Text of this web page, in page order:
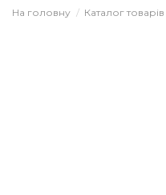
На головну Каталог товарів